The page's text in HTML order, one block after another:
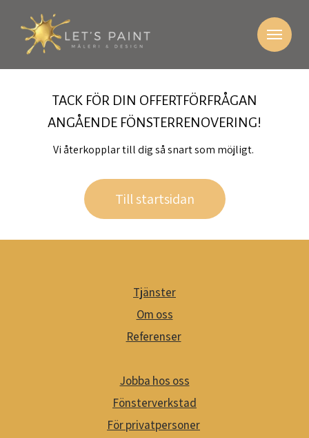
TACK FÖR DIN OFFERTFÖRFRÅGAN
ANGÅENDE FÖNSTERRENOVERING!
Vi återkopplar till dig så snart som möjligt.
Till startsidan
Tjänster
Om oss
Referenser
Jobba hos oss
Fönsterverkstad
För privatpersoner